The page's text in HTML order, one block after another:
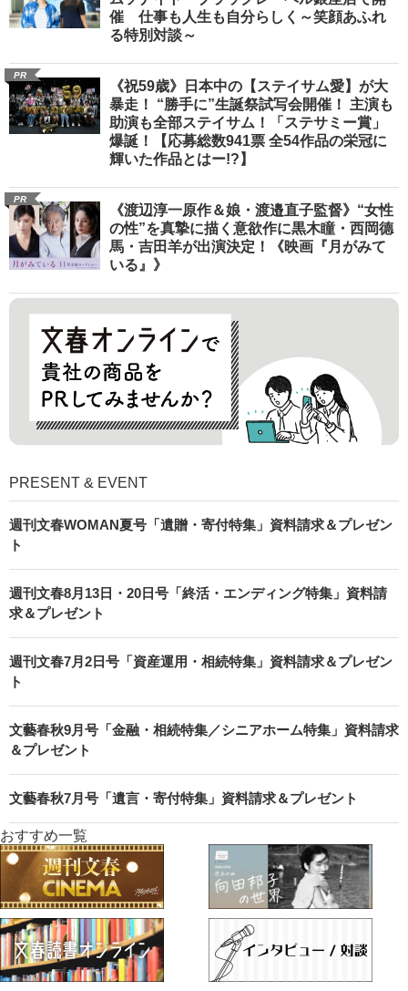
催 仕事も人生も自分らしく～笑顔あふれ
る特別対談～
PR
《祝59歳》日本中の【ステイサム愛】が大
暴走！ “勝手に”生誕祭試写会開催！ 主演も
助演も全部ステイサム！「ステサミー賞」
爆誕！【応募総数941票 全54作品の栄冠に
輝いた作品とはー!?】
PR
《渡辺淳一原作＆娘・渡邉直子監督》“女性
の性”を真摯に描く意欲作に黒木瞳・西岡德
馬・吉田羊が出演決定！《映画『月がみて
いる』》
PRESENT & EVENT
週刊文春WOMAN夏号「遺贈・寄付特集」資料請求＆プレゼン
ト
週刊文春8月13日・20日号「終活・エンディング特集」資料請
求＆プレゼント
週刊文春7月2日号「資産運用・相続特集」資料請求＆プレゼン
ト
文藝春秋9月号「金融・相続特集／シニアホーム特集」資料請求
＆プレゼント
文藝春秋7月号「遺言・寄付特集」資料請求＆プレゼント
おすすめ一覧